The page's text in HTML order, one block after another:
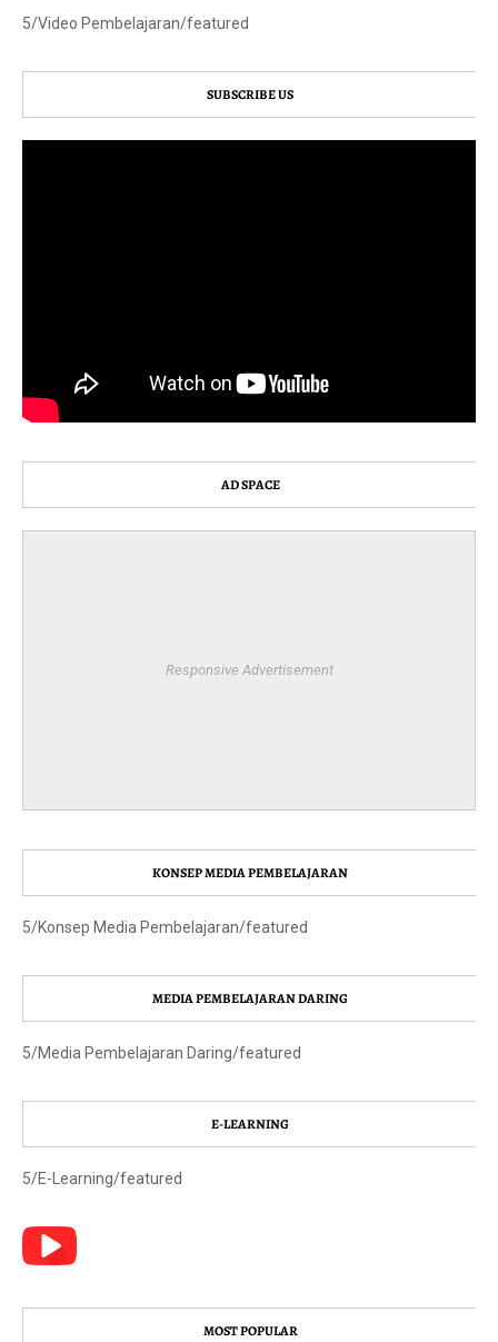
5/Video Pembelajaran/featured
SUBSCRIBE US
AD SPACE
Responsive Advertisement
KONSEP MEDIA PEMBELAJARAN
5/Konsep Media Pembelajaran/featured
MEDIA PEMBELAJARAN DARING
5/Media Pembelajaran Daring/featured
E-LEARNING
5/E-Learning/featured
MOST POPULAR